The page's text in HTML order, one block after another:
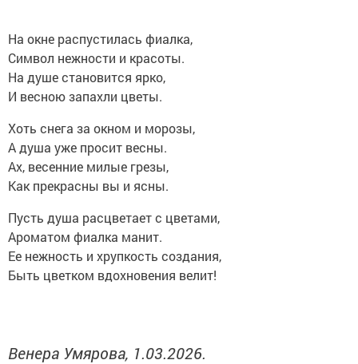
На окне распустилась фиалка,
Символ нежности и красоты.
На душе становится ярко,
И весною запахли цветы.
Хоть снега за окном и морозы,
А душа уже просит весны.
Ах, весенние милые грезы,
Как прекрасны вы и ясны.
Пусть душа расцветает с цветами,
Ароматом фиалка манит.
Ее нежность и хрупкость создания,
Быть цветком вдохновения велит!
Венера Умярова, 1.03.2026.